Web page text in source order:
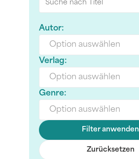
Autor:
Option auswählen
Verlag:
Option auswählen
Genre:
Option auswählen
Filter anwenden
Zurücksetzen